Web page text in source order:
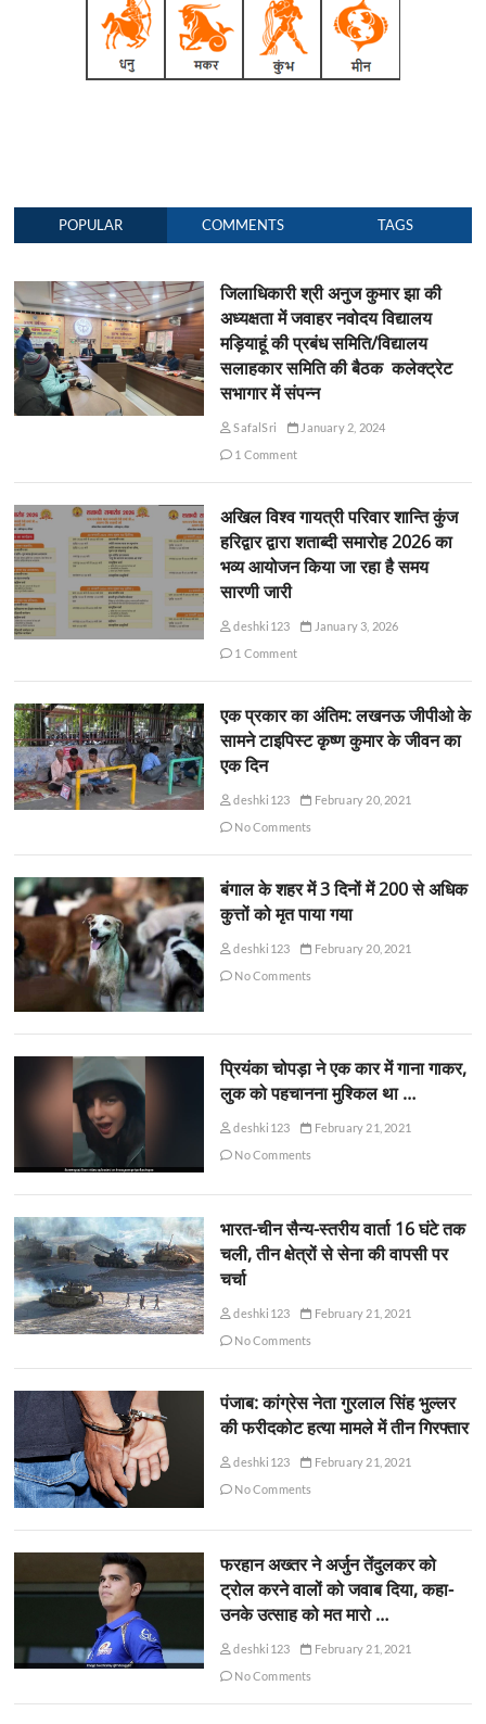
POPULAR COMMENTS TAGS
जिलाधिकारी श्री अनुज कुमार झा की
अध्यक्षता में जवाहर नवोदय विद्यालय
मड़ियाहूं की प्रबंध समिति/विद्यालय
सलाहकार समिति की बैठक कलेक्ट्रेट
सभागार में संपन्न
SafalSri
January 2, 2024
1 Comment
अखिल विश्व गायत्री परिवार शान्ति कुंज
हरिद्वार द्वारा शताब्दी समारोह 2026 का
भव्य आयोजन किया जा रहा है समय
सारणी जारी
deshki123
January 3, 2026
1 Comment
एक प्रकार का अंतिम: लखनऊ जीपीओ के
सामने टाइपिस्ट कृष्ण कुमार के जीवन का
एक दिन
deshki123
February 20, 2021
No Comments
बंगाल के शहर में 3 दिनों में 200 से अधिक
कुत्तों को मृत पाया गया
deshki123
February 20, 2021
No Comments
प्रियंका चोपड़ा ने एक कार में गाना गाकर,
लुक को पहचानना मुश्किल था …
deshki123
February 21, 2021
No Comments
भारत-चीन सैन्य-स्तरीय वार्ता 16 घंटे तक
चली, तीन क्षेत्रों से सेना की वापसी पर
चर्चा
deshki123
February 21, 2021
No Comments
पंजाब: कांग्रेस नेता गुरलाल सिंह भुल्लर
की फरीदकोट हत्या मामले में तीन गिरफ्तार
deshki123
February 21, 2021
No Comments
फरहान अख्तर ने अर्जुन तेंदुलकर को
ट्रोल करने वालों को जवाब दिया, कहा-
उनके उत्साह को मत मारो …
deshki123
February 21, 2021
No Comments